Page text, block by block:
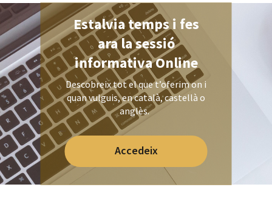
Estalvia temps i fes
ara la sessió
informativa Online
Descobreix tot el que t’oferim on i
quan vulguis, en català, castellà o
anglès.
Accedeix